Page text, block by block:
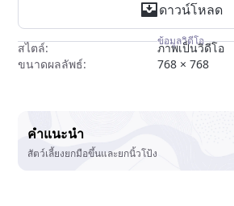
ดาวน์โหลด
ข้อมูลวิดีโอ
สไตล์:
ภาพเป็นวิดีโอ
ขนาดผลลัพธ์:
768 × 768
คำแนะนำ
สัตว์เลี้ยงยกมือขึ้นและยกนิ้วโป้ง